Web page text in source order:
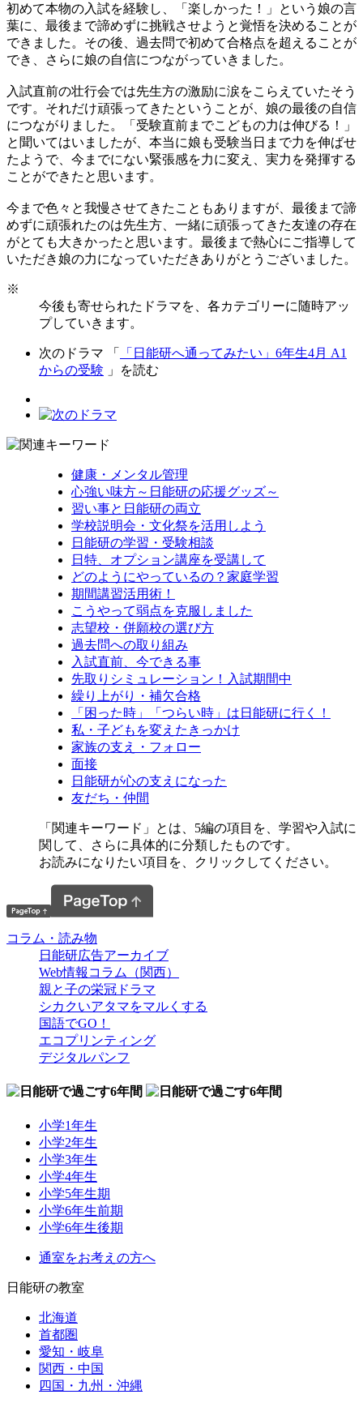
初めて本物の入試を経験し、「楽しかった！」という娘の言
葉に、最後まで諦めずに挑戦させようと覚悟を決めることが
できました。その後、過去問で初めて合格点を超えることが
でき、さらに娘の自信につながっていきました。
入試直前の壮行会では先生方の激励に涙をこらえていたそう
です。それだけ頑張ってきたということが、娘の最後の自信
につながりました。「受験直前までこどもの力は伸びる！」
と聞いてはいましたが、本当に娘も受験当日まで力を伸ばせ
たようで、今までにない緊張感を力に変え、実力を発揮する
ことができたと思います。
今まで色々と我慢させてきたこともありますが、最後まで諦
めずに頑張れたのは先生方、一緒に頑張ってきた友達の存在
がとても大きかったと思います。最後まで熱心にご指導して
いただき娘の力になっていただきありがとうございました。
※
今後も寄せられたドラマを、各カテゴリーに随時アッ
プしていきます。
次のドラマ 「
「日能研へ通ってみたい」6年生4月 A1
からの受験 」を読む
健康・メンタル管理
心強い味方～日能研の応援グッズ～
習い事と日能研の両立
学校説明会・文化祭を活用しよう
日能研の学習・受験相談
日特、オプション講座を受講して
どのようにやっているの？家庭学習
期間講習活用術！
こうやって弱点を克服しました
志望校・併願校の選び方
過去問への取り組み
入試直前、今できる事
先取りシミュレーション！入試期間中
繰り上がり・補欠合格
「困った時」「つらい時」は日能研に行く！
私・子どもを変えたきっかけ
家族の支え・フォロー
面接
日能研が心の支えになった
友だち・仲間
「関連キーワード」とは、5編の項目を、学習や入試に
関して、さらに具体的に分類したものです。
お読みになりたい項目を、クリックしてください。
コラム・読み物
日能研広告アーカイブ
Web情報コラム（関西）
親と子の栄冠ドラマ
シカクいアタマをマルくする
国語でGO！
エコプリンティング
デジタルパンフ
小学1年生
小学2年生
小学3年生
小学4年生
小学5年生期
小学6年生前期
小学6年生後期
通室をお考えの方へ
日能研の教室
北海道
首都圏
愛知・岐阜
関西・中国
四国・九州・沖縄